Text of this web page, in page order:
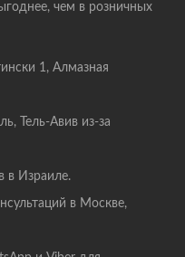
чем в розничных
1, Алмазная
Тель-Авив из-за
в Израиле.
в Москве,